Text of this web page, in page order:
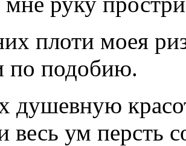
плоти моея
по подобию.
душевную
весь ум персть